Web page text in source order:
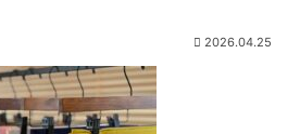
2026.04.25